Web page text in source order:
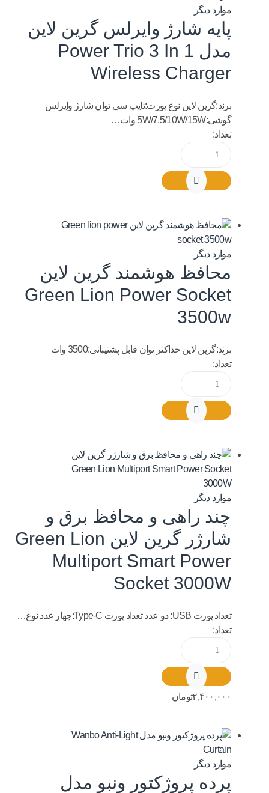
موارد دیگر
پایه شارژ وایرلس گرین لاین
مدل Power Trio 3 In 1
Wireless Charger
برند:گرین لاین نوع پورت:تایپ سی توان شارژ وایرلس
گوشی:5W/7.5/10W/15W وات…
تعداد:
موارد دیگر
محافظ هوشمند گرین لاین
Green Lion Power Socket
3500w
برند:گرین لاین حداکثر توان قابل پشتیبانی:3500 وات
تعداد:
موارد دیگر
چند راهی و محافظ برق و
شارژر گرین لاین Green Lion
Multiport Smart Power
Socket 3000W
تعداد پورت USB: دو عدد تعداد پورت Type-C:چهار عدد نوع…
تعداد:
۲,۴۰۰,۰۰۰تومان
موارد دیگر
پرده پروژکتور ونبو مدل